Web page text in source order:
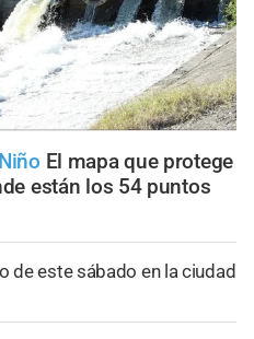
El mapa que protege
están los 54 puntos
de este sábado en la ciudad